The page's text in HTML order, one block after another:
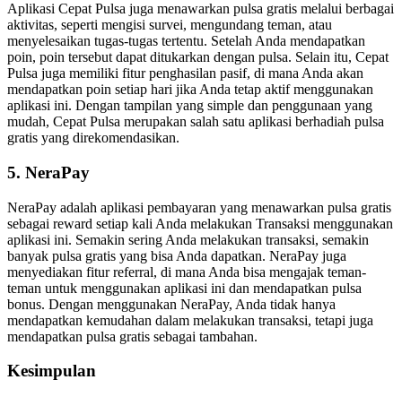
Aplikasi Cepat Pulsa juga menawarkan pulsa gratis melalui berbagai
aktivitas, seperti mengisi survei, mengundang teman, atau
menyelesaikan tugas-tugas tertentu. Setelah Anda mendapatkan
poin, poin tersebut dapat ditukarkan dengan pulsa. Selain itu, Cepat
Pulsa juga memiliki fitur penghasilan pasif, di mana Anda akan
mendapatkan poin setiap hari jika Anda tetap aktif menggunakan
aplikasi ini. Dengan tampilan yang simple dan penggunaan yang
mudah, Cepat Pulsa merupakan salah satu aplikasi berhadiah pulsa
gratis yang direkomendasikan.
5. NeraPay
NeraPay adalah aplikasi pembayaran yang menawarkan pulsa gratis
sebagai reward setiap kali Anda melakukan Transaksi menggunakan
aplikasi ini. Semakin sering Anda melakukan transaksi, semakin
banyak pulsa gratis yang bisa Anda dapatkan. NeraPay juga
menyediakan fitur referral, di mana Anda bisa mengajak teman-
teman untuk menggunakan aplikasi ini dan mendapatkan pulsa
bonus. Dengan menggunakan NeraPay, Anda tidak hanya
mendapatkan kemudahan dalam melakukan transaksi, tetapi juga
mendapatkan pulsa gratis sebagai tambahan.
Kesimpulan